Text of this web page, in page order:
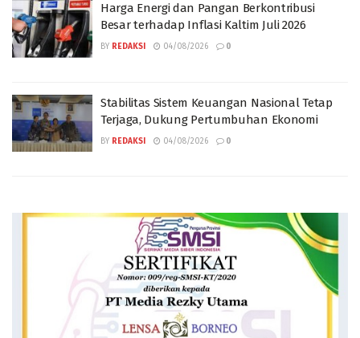
Harga Energi dan Pangan Berkontribusi
Besar terhadap Inflasi Kaltim Juli 2026
BY REDAKSI 04/08/2026 0
Stabilitas Sistem Keuangan Nasional Tetap
Terjaga, Dukung Pertumbuhan Ekonomi
BY REDAKSI 04/08/2026 0